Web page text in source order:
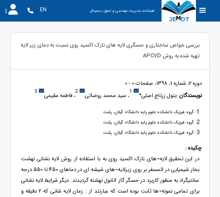
فصلنامه مدیریت مهندسی و تحول دیجیتال EN
بررسی خواص ساختاری و حسگری لایه های نازک اکسید روی نسبت به دمای زیر لایه
تهیه شده به روش APCVD
دوره 2، شماره 1، 1398، صفحات 0 - 0
نویسندگان :بتول زرتاج اصلی* 1، سید محمد روضاتی 2، فاطمه مقیمی 3
1- گروه فیزیک دانشکده علوم پایه دانشگاه گیلان، رشت
2- گروه فیزیک دانشکده علوم پایه دانشگاه گیلان، رشت
3- گروه فیزیک دانشکده علوم پایه دانشگاه گیلان، رشت
چکیده :
در این تحقیق لایه¬های نازک اکسید روی به با استفاده از روش لایه نشانی نهشت
بخار شیمیایی در اتمسفر بر روی زیرلایه¬های شیشه ای در دماهای 450 تا 550 درجه
سانتیگراد به منظور کاربرد در حسگر گاز اتانول نهشته گردیدند. دیگر شرایط لایه نشانی
برای تمامی نمونه¬ها ثابت بوده است که عبارتند از : زمان لایه شانی که 2 دقیقه و